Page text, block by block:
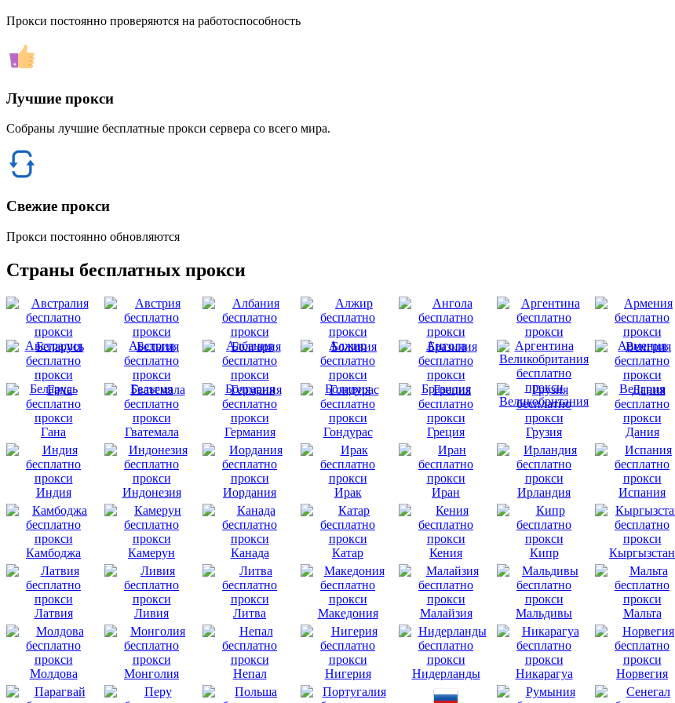
Прокси постоянно проверяются на работоспособность
Лучшие прокси
Собраны лучшие бесплатные прокси сервера со всего мира.
Свежие прокси
Прокси постоянно обновляются
Страны бесплатных прокси
Австралия Австрия Албания Алжир Ангола Аргентина Армения
Беларусь Бельгия Болгария Боливия
Бразилия
Великобритания
Венгрия
Гана Гватемала Германия Гондурас Греция Грузия Дания
Индия Индонезия Иордания Ирак Иран Ирландия Испания
Камбоджа Камерун Канада Катар Кения Кипр Кыргызстан
Латвия Ливия Литва Македония Малайзия Мальдивы Мальта
Молдова Монголия Непал Нигерия Нидерланды Никарагуа Норвегия